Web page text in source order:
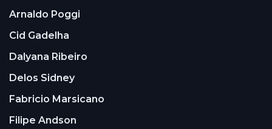
Arnaldo Poggi
Cid Gadelha
Dalyana Ribeiro
Delos Sidney
Fabricio Marsicano
Filipe Andson